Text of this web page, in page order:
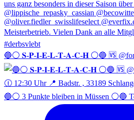
🔵⚪️ 𝐒-𝐏-𝐈-𝐄-𝐋-𝐓-𝐀-𝐂-𝐇 ⚪️🔵 🆚
🔵⚪️ 3 Punkte bleiben in Müssen ⚪️🔵